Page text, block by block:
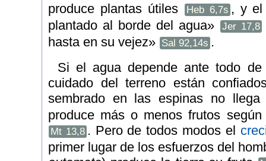
produce plantas útiles
Heb 6,7s , y el
plantado al borde del agua»
Jer 17,8
hasta en su vejez» Sal 92,14s .
Si el agua depende ante todo
cuidado del terreno están
sembrado en las espinas no
produce más o menos frutos
Mt 13,8 . Pero de todos modos el
primer lugar de los esfuerzos del